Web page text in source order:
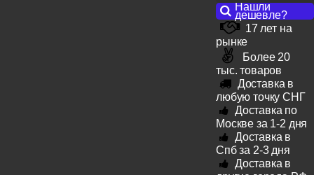
Нашли
дешевле?
17 лет на
рынке
Более 20
тыс. товаров
Доставка в
любую точку СНГ
Доставка по
Москве за 1-2 дня
Доставка в
Спб за 2-3 дня
Доставка в